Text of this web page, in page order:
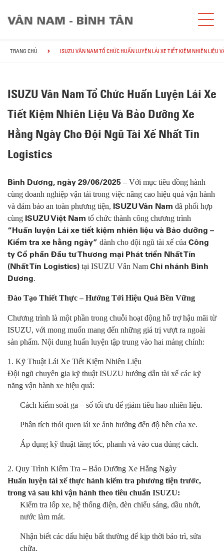
TRANG CHỦ ISUZU VÂN NAM TỔ CHỨC HUẤN LUYỆN LÁI XE TIẾT KIỆM NHIÊN LIỆU
ISUZU Vân Nam Tổ Chức Huấn Luyện Lái Xe
Tiết Kiệm Nhiên Liệu Và Bảo Dưỡng Xe
Hằng Ngày Cho Đội Ngũ Tài Xế Nhất Tín
Logistics
Bình Dương, ngày 29/06/2025 – Với mục tiêu đồng hành
cùng doanh nghiệp vận tải trong việc nâng cao hiệu quả vận hành
và đảm bảo an toàn phương tiện, ISUZU Vân Nam đã phối hợp
cùng ISUZU Việt Nam tổ chức thành công chương trình
“Huấn luyện Lái xe tiết kiệm nhiên liệu và Bảo dưỡng –
Kiểm tra xe hằng ngày” dành cho đội ngũ tài xế của Công
ty Cổ phần Đầu tư Thương mại Phát triển Nhất Tín
(Nhất Tín Logistics) tại ISUZU Vân Nam Chi nhánh Bình
Dương.
Đào Tạo Thiết Thực – Hướng Tới Hiệu Quả Bền Vững
Chương trình là một phần trong chuỗi hoạt động hỗ trợ hậu mãi từ
ISUZU, với mong muốn mang đến những giá trị vượt ra ngoài
sản phẩm. Nội dung huấn luyện tập trung vào hai mảng chính:
1. Kỹ Thuật Lái Xe Tiết Kiệm Nhiên Liệu
Đội ngũ chuyên gia kỹ thuật ISUZU hướng dẫn tài xế các kỹ
năng vận hành xe hiệu quả:
Cách kiểm soát ga – số tối ưu để giảm tiêu hao nhiên liệu.
Phân tích thói quen lái xe ảnh hưởng đến độ bền của xe.
Áp dụng kỹ thuật tăng tốc, phanh và vào cua đúng cách.
2. Quy Trình Kiểm Tra – Bảo Dưỡng Xe Hằng Ngày
Huấn luyện tài xế thực hành kiểm tra phương tiện trước,
trong và sau khi vận hành theo tiêu chuẩn ISUZU:
Kiểm tra lốp xe, hệ thống điện, đèn chiếu sáng, dầu nhớt,
nước làm mát.
Nhận biết các dấu hiệu bất thường để kịp thời bảo trì, sửa
chữa.